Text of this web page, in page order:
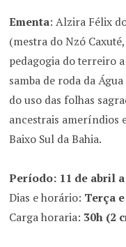
Ementa: Alzira Félix
(mestra do Nzó
pedagogia do terreiro
samba de roda da
do uso das folhas
ancestrais ameríndios
Baixo Sul da Bahia.
Período: 11 de abril
Dias e horário: Terça
Carga horaria: 30h (2